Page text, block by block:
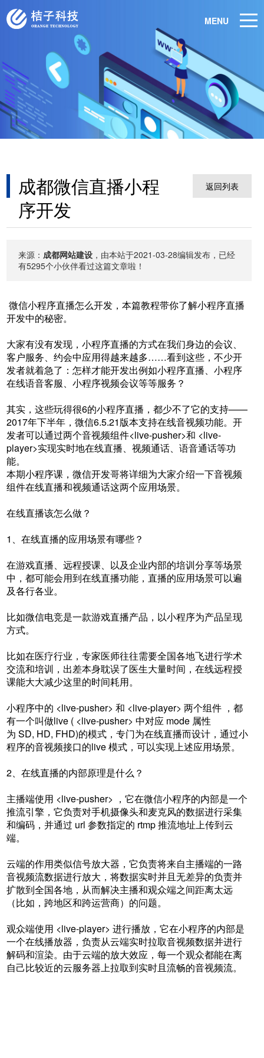
MENU
成都微信直播小程
序开发
返回列表
来源：成都网站建设 ，由本站于2021-03-28编辑发布，已经
有5295个小伙伴看过这篇文章啦！
微信小程序直播怎么开发，本篇教程带你了解小程序直播
开发中的秘密。
大家有没有发现，小程序直播的方式在我们身边的会议、
客户服务、约会中应用得越来越多……看到这些，不少开
发者就着急了：怎样才能开发出例如小程序直播、小程序
在线语音客服、小程序视频会议等等服务？
其实，这些玩得很6的小程序直播，都少不了它的支持——
2017年下半年，微信6.5.21版本支持在线音视频功能。开
发者可以通过两个音视频组件<live-pusher>和 <live-
player>实现实时地在线直播、视频通话、语音通话等功
能。
本期小程序课，微信开发哥将详细为大家介绍一下音视频
组件在线直播和视频通话这两个应用场景。
在线直播该怎么做？
1、在线直播的应用场景有哪些？
在游戏直播、远程授课、以及企业内部的培训分享等场景
中，都可能会用到在线直播功能，直播的应用场景可以遍
及各行各业。
比如微信电竞是一款游戏直播产品，以小程序为产品呈现
方式。
比如在医疗行业，专家医师往往需要全国各地飞进行学术
交流和培训，出差本身耽误了医生大量时间，在线远程授
课能大大减少这里的时间耗用。
小程序中的 <live-pusher> 和 <live-player> 两个组件 ，都
有一个叫做live ( <live-pusher> 中对应 mode 属性
为 SD, HD, FHD)的模式，专门为在线直播而设计，通过小
程序的音视频接口的live 模式，可以实现上述应用场景。
2、在线直播的内部原理是什么？
主播端使用 <live-pusher> ，它在微信小程序的内部是一个
推流引擎，它负责对手机摄像头和麦克风的数据进行采集
和编码，并通过 url 参数指定的 rtmp 推流地址上传到云
端。
云端的作用类似信号放大器，它负责将来自主播端的一路
音视频流数据进行放大，将数据实时并且无差异的负责并
扩散到全国各地，从而解决主播和观众端之间距离太远
（比如，跨地区和跨运营商）的问题。
观众端使用 <live-player> 进行播放，它在小程序的内部是
一个在线播放器，负责从云端实时拉取音视频数据并进行
解码和渲染。由于云端的放大效应，每一个观众都能在离
自己比较近的云服务器上拉取到实时且流畅的音视频流。